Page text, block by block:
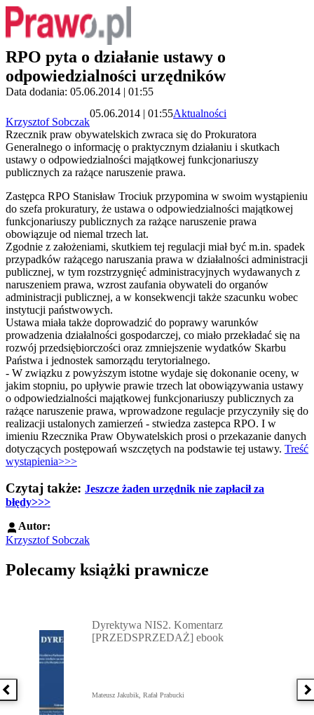
RPO pyta o działanie ustawy o
odpowiedzialności urzędników
Data dodania: 05.06.2014 | 01:55
Krzysztof Sobczak
05.06.2014 | 01:55Aktualności
Rzecznik praw obywatelskich zwraca się do Prokuratora
Generalnego o informację o praktycznym działaniu i skutkach
ustawy o odpowiedzialności majątkowej funkcjonariuszy
publicznych za rażące naruszenie prawa.
Zastępca RPO Stanisław Trociuk przypomina w swoim wystąpieniu
do szefa prokuratury, że ustawa o odpowiedzialności majątkowej
funkcjonariuszy publicznych za rażące naruszenie prawa
obowiązuje od niemal trzech lat.
Zgodnie z założeniami, skutkiem tej regulacji miał być m.in. spadek
przypadków rażącego naruszania prawa w działalności administracji
publicznej, w tym rozstrzygnięć administracyjnych wydawanych z
naruszeniem prawa, wzrost zaufania obywateli do organów
administracji publicznej, a w konsekwencji także szacunku wobec
instytucji państwowych.
Ustawa miała także doprowadzić do poprawy warunków
prowadzenia działalności gospodarczej, co miało przekładać się na
rozwój przedsiębiorczości oraz zmniejszenie wydatków Skarbu
Państwa i jednostek samorządu terytorialnego.
- W związku z powyższym istotne wydaje się dokonanie oceny, w
jakim stopniu, po upływie prawie trzech lat obowiązywania ustawy
o odpowiedzialności majątkowej funkcjonariuszy publicznych za
rażące naruszenie prawa, wprowadzone regulacje przyczyniły się do
realizacji ustalonych zamierzeń - stwiedza zastepca RPO. I w
imieniu Rzecznika Praw Obywatelskich prosi o przekazanie danych
dotyczących postępowań wszczętych na podstawie tej ustawy. Treść
wystąpienia>>>
Czytaj także: Jeszcze żaden urzędnik nie zapłacił za
błędy>>>
Autor:
Krzysztof Sobczak
Polecamy książki prawnicze
Poprzednia książka
Dyrektywa NIS2. Komentarz
[PRZEDSPRZEDAŻ] ebook
Mateusz Jakubik, Rafał Prabucki